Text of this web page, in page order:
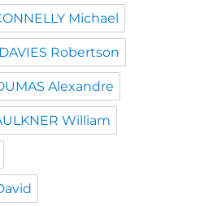
Michael
DAVIES Robertson
Alexandre
William